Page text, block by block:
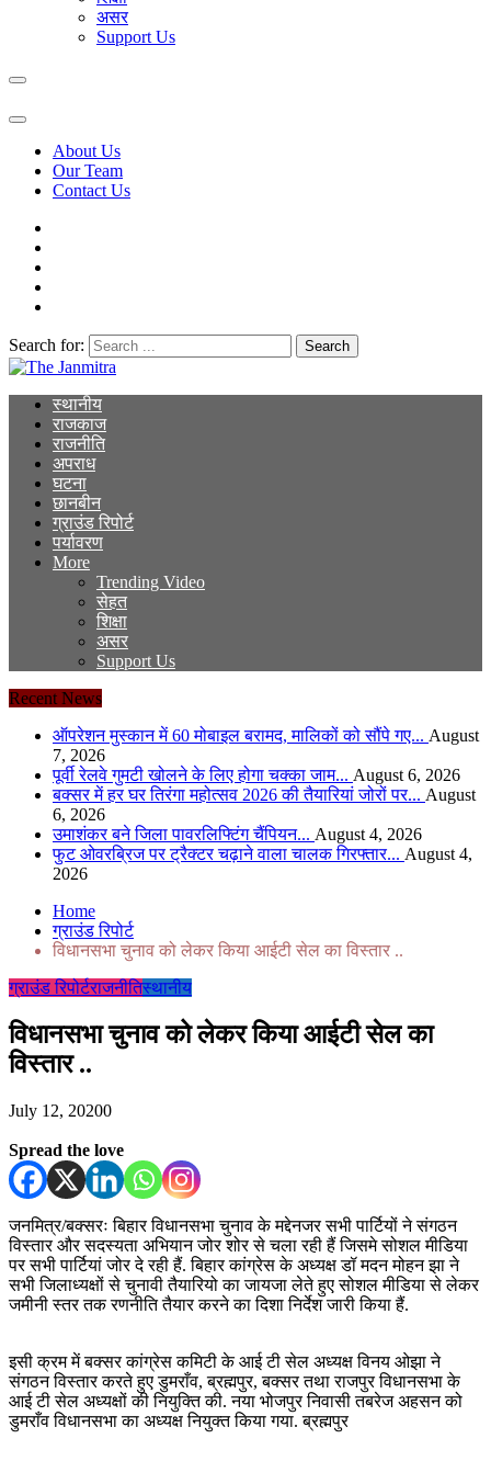
असर
Support Us
About Us
Our Team
Contact Us
Search for:
The Janmitra
The Janmitra
स्थानीय
राजकाज
राजनीति
अपराध
घटना
छानबीन
ग्राउंड रिपोर्ट
पर्यावरण
More
Trending Video
सेहत
शिक्षा
असर
Support Us
Recent News
ऑपरेशन मुस्कान में 60 मोबाइल बरामद, मालिकों को सौंपे गए... August
7, 2026
पूर्वी रेलवे गुमटी खोलने के लिए होगा चक्का जाम... August 6, 2026
बक्सर में हर घर तिरंगा महोत्सव 2026 की तैयारियां जोरों पर... August
6, 2026
उमाशंकर बने जिला पावरलिफ्टिंग चैंपियन... August 4, 2026
फुट ओवरब्रिज पर ट्रैक्टर चढ़ाने वाला चालक गिरफ्तार... August 4,
2026
Home
ग्राउंड रिपोर्ट
विधानसभा चुनाव को लेकर किया आईटी सेल का विस्तार ..
ग्राउंड रिपोर्टराजनीतिस्थानीय
विधानसभा चुनाव को लेकर किया आईटी सेल का
विस्तार ..
July 12, 20200
Spread the love
जनमित्र/बक्सरः बिहार विधानसभा चुनाव के मद्देनजर सभी पार्टियों ने संगठन
विस्तार और सदस्यता अभियान जोर शोर से चला रही हैं जिसमे सोशल मीडिया
पर सभी पार्टियां जोर दे रही हैं. बिहार कांग्रेस के अध्यक्ष डॉ मदन मोहन झा ने
सभी जिलाध्यक्षों से चुनावी तैयारियो का जायजा लेते हुए सोशल मीडिया से लेकर
जमीनी स्तर तक रणनीति तैयार करने का दिशा निर्देश जारी किया हैं.
इसी क्रम में बक्सर कांग्रेस कमिटी के आई टी सेल अध्यक्ष विनय ओझा ने
संगठन विस्तार करते हुए डुमराँव, ब्रह्मपुर, बक्सर तथा राजपुर विधानसभा के
आई टी सेल अध्यक्षों की नियुक्ति की. नया भोजपुर निवासी तबरेज अहसन को
डुमराँव विधानसभा का अध्यक्ष नियुक्त किया गया. ब्रह्मपुर